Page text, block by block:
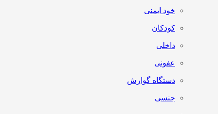
خود ایمنی
کودکان
داخلی
عفونی
دستگاه گوارش
جنسی